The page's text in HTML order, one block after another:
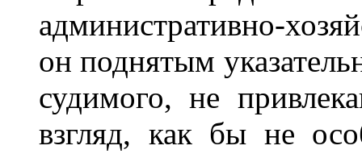
административно-
он поднятым
судимого, не
взгляд, как бы не